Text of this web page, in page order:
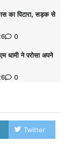
का पिटारा, सड़क से
0
धामी ने परोसा अपने
0
Twitter